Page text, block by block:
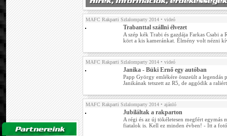
MAFC Rakparti Szlalomparty 2014 • videó
Trabanttal szállni élvezet
A szép kék Trabi és gazdája Farkas Csabi
kört a kis kameránkat. Élmény volt nézni
MAFC Rakparti Szlalomparty 2014 • videó
Janika - Büki Ernő egy autóban
Papp György emlékére összeült a
Janikának tetszett az R5, de aggódik a raliért
MAFC Rakparti Szlalomparty 2014 • ajánló
Jubiláltak a rakparton
A régi és az új tökéletesen megfért egymás
fiatalok is. Kell ez minden évben! - Itt a